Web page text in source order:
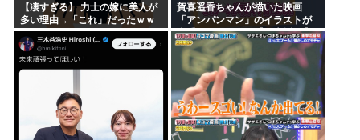
【凄すぎる】 力士の嫁に美人が
多い理由→「これ」だったｗｗ
ｗｗｗｗｗ
賀喜遥香ちゃんが描いた映画
「アンパンマン」のイラストが
上手すぎる！！！【乃木坂46】